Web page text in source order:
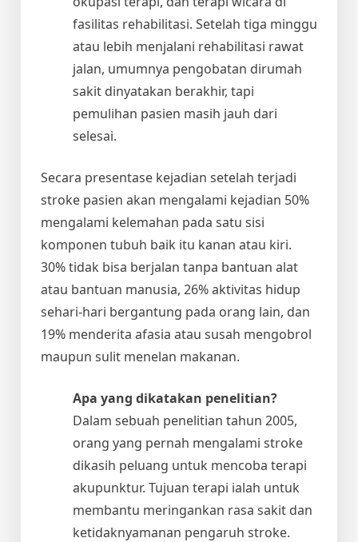
fasilitas rehabilitasi. Setelah tiga minggu
atau lebih menjalani rehabilitasi rawat
jalan, umumnya pengobatan dirumah
sakit dinyatakan berakhir, tapi
pemulihan pasien masih jauh dari
selesai.
Secara presentase kejadian setelah terjadi
stroke pasien akan mengalami kejadian 50%
mengalami kelemahan pada satu sisi
komponen tubuh baik itu kanan atau kiri.
30% tidak bisa berjalan tanpa bantuan alat
atau bantuan manusia, 26% aktivitas hidup
sehari-hari bergantung pada orang lain, dan
19% menderita afasia atau susah mengobrol
maupun sulit menelan makanan.
Apa yang dikatakan penelitian?
Dalam sebuah penelitian tahun 2005,
orang yang pernah mengalami stroke
dikasih peluang untuk mencoba terapi
akupunktur. Tujuan terapi ialah untuk
membantu meringankan rasa sakit dan
ketidaknyamanan pengaruh stroke.